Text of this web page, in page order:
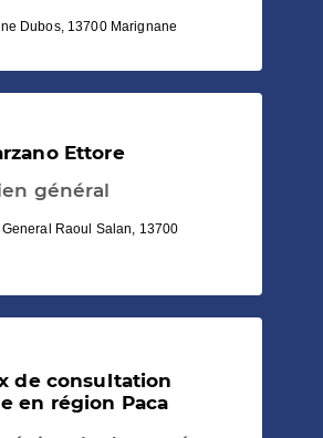
Dubos, 13700 Marignane
Ettore
général
Raoul Salan, 13700
de consultation
en région Paca